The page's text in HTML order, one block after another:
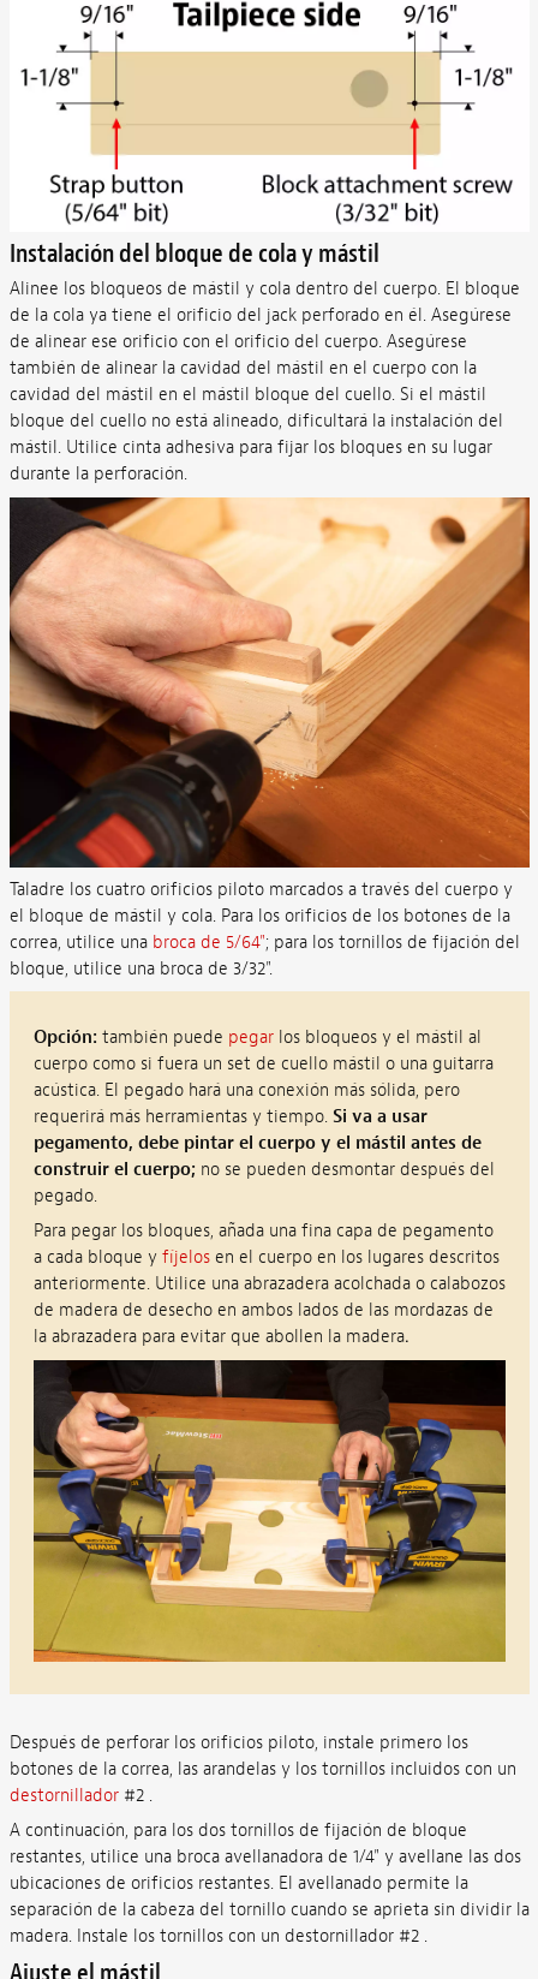
Instalación del bloque de cola y mástil
Alinee los bloqueos de mástil y cola dentro del cuerpo. El bloque
de la cola ya tiene el orificio del jack perforado en él. Asegúrese
de alinear ese orificio con el orificio del cuerpo. Asegúrese
también de alinear la cavidad del mástil en el cuerpo con la
cavidad del mástil en el mástil bloque del cuello. Si el mástil
bloque del cuello no está alineado, dificultará la instalación del
mástil. Utilice cinta adhesiva para fijar los bloques en su lugar
durante la perforación.
Taladre los cuatro orificios piloto marcados a través del cuerpo y
el bloque de mástil y cola. Para los orificios de los botones de la
correa, utilice una broca de 5/64"; para los tornillos de fijación del
bloque, utilice una broca de 3/32".
Opción: también puede pegarlos bloqueos y el mástil al
cuerpo como si fuera un set de cuello mástil o una guitarra
acústica. El pegado hará una conexión más sólida, pero
requerirá más herramientas y tiempo. Si va a usar
pegamento, debe pintar el cuerpo y el mástil antes de
construir el cuerpo; no se pueden desmontar después del
pegado.
Para pegar los bloques, añada una fina capa de pegamento
a cada bloque y fíjelosen el cuerpo en los lugares descritos
anteriormente. Utilice una abrazadera acolchada o calabozos
de madera de desecho en ambos lados de las mordazas de
la abrazadera para evitar que abollen la madera.
Después de perforar los orificios piloto, instale primero los
botones de la correa, las arandelas y los tornillos incluidos con un
destornillador#2 .
A continuación, para los dos tornillos de fijación de bloque
restantes, utilice una broca avellanadora de 1/4" y avellane las dos
ubicaciones de orificios restantes. El avellanado permite la
separación de la cabeza del tornillo cuando se aprieta sin dividir la
madera. Instale los tornillos con un destornillador #2 .